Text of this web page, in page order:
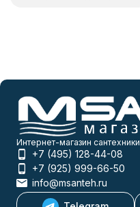
Интернет-магазин сантехники
+7 (495) 128-44-08
+7 (925) 999-66-50
info@msanteh.ru